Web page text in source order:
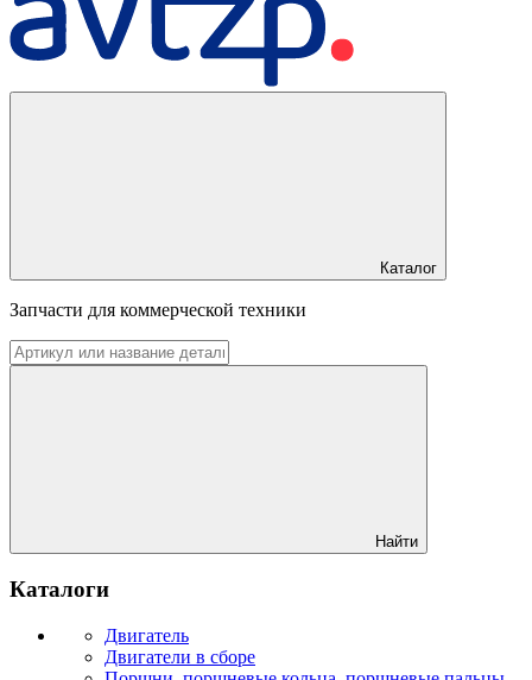
Каталог
Запчасти для коммерческой техники
Найти
Каталоги
Двигатель
Двигатели в сборе